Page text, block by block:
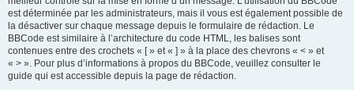
est déterminée par les administrateurs, mais il vous est également possible de
la désactiver sur chaque message depuis le formulaire de rédaction. Le
BBCode est similaire à l’architecture du code HTML, les balises sont
contenues entre des crochets « [ » et « ] » à la place des chevrons « < » et
« > ». Pour plus d’informations à propos du BBCode, veuillez consulter le
guide qui est accessible depuis la page de rédaction.